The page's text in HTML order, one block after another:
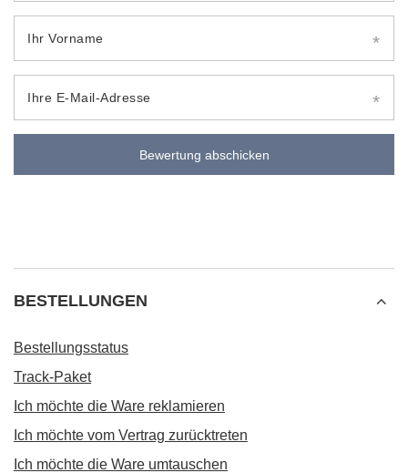
Ihr Vorname
Ihre E-Mail-Adresse
Bewertung abschicken
BESTELLUNGEN
Bestellungsstatus
Track-Paket
Ich möchte die Ware reklamieren
Ich möchte vom Vertrag zurücktreten
Ich möchte die Ware umtauschen